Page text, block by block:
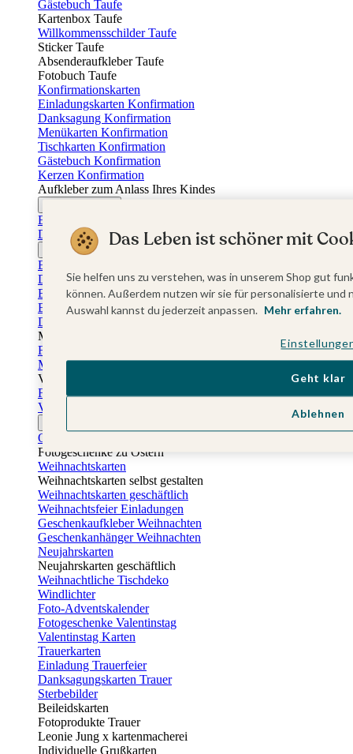
Gästebuch Taufe
Kartenbox Taufe
Willkommensschilder Taufe
Sticker Taufe
Absenderaufkleber Taufe
Fotobuch Taufe
Konfirmationskarten
Einladungskarten Konfirmation
Danksagung Konfirmation
Menükarten Konfirmation
Tischkarten Konfirmation
Gästebuch Konfirmation
Kerzen Konfirmation
Aufkleber zum Anlass Ihres Kindes
Einladungskarten Firmung
Dankeskarten Firmung
Jugendweihekarten
Einladungskarten Jugendweihe
Dankeskarten Jugendweihe
Einschulungskarten
Einladungskarten Einschulung
Danksagung Einschulung
Muttertag
Fotogeschenke Muttertag
Muttertagskarten
Vatertag
Fotogeschenke Vatertag
Vatertagskarten
Osterkarten
Fotogeschenke zu Ostern
Weihnachtskarten
Weihnachtskarten selbst gestalten
Weihnachtskarten geschäftlich
Weihnachtsfeier Einladungen
Geschenkaufkleber Weihnachten
Geschenkanhänger Weihnachten
Neujahrskarten
Neujahrskarten geschäftlich
Weihnachtliche Tischdeko
Windlichter
Foto-Adventskalender
Fotogeschenke Valentinstag
Valentinstag Karten
Trauerkarten
Einladung Trauerfeier
Danksagungskarten Trauer
Sterbebilder
Beileidskarten
Fotoprodukte Trauer
Leonie Jung x kartenmacherei
Individuelle Grußkarten
Das Leben ist schöner mit
Sie helfen uns zu verstehen, was in unserem Shop gut
können. Außerdem nutzen wir sie für personalisierte
Auswahl kannst du jederzeit anpassen. Mehr erfahren.
Ablehnen
Geht klar